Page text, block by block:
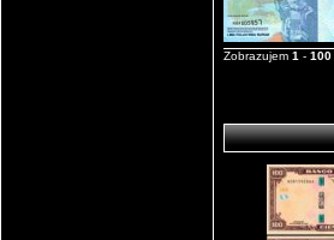
Zobrazujem 1 - 100